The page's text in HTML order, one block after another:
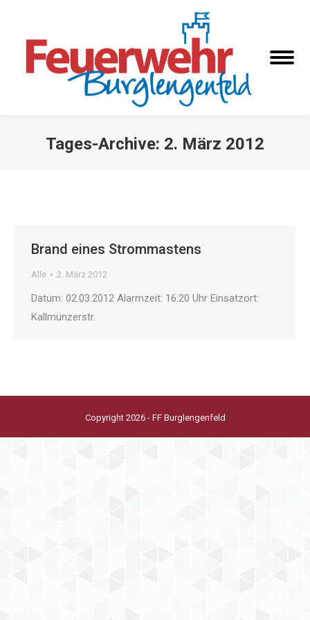
Tages-Archive: 2. März 2012
Brand eines Strommastens
Alle 2. März 2012
Datum: 02.03.2012 Alarmzeit: 16:20 Uhr Einsatzort:
Kallmünzerstr.
Copyright 2026 - FF Burglengenfeld